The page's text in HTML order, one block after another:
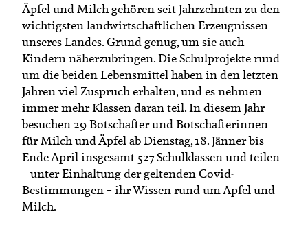
Äpfel und Milch gehören seit Jahrzehnten zu den
wichtigsten landwirtschaftlichen Erzeugnissen
unseres Landes. Grund genug, um sie auch
Kindern näherzubringen. Die Schulprojekte rund
um die beiden Lebensmittel haben in den letzten
Jahren viel Zuspruch erhalten, und es nehmen
immer mehr Klassen daran teil. In diesem Jahr
besuchen 29 Botschafter und Botschafterinnen
für Milch und Äpfel ab Dienstag, 18. Jänner bis
Ende April insgesamt 527 Schulklassen und teilen
– unter Einhaltung der geltenden Covid-
Bestimmungen – ihr Wissen rund um Apfel und
Milch.